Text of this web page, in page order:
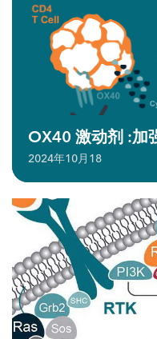
OX40 激动剂 :加
2024年10月18